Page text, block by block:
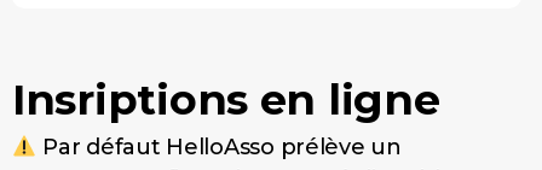
Insriptions en ligne
Par défaut HelloAsso prélève un